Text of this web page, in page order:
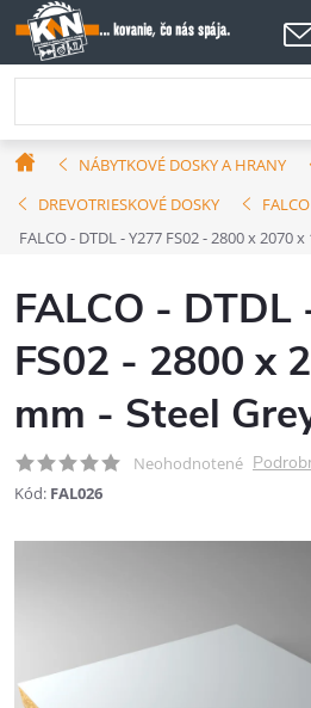
Prejsť
na
obsah
DomovNÁBYTKOVÉ DOSKY A HRANY
DREVOTRIESKOVÉ DOSKY
FALCO
FALCO - DTDL - Y277 FS02 - 2800 x 2070
FALCO - DTDL
FS02 - 2800 x
mm - Steel
Neohodnotené
Kód: FAL026